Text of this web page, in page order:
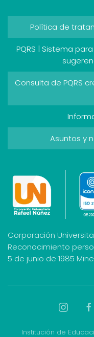
Política de
PQRS | Sistema
Consulta de PQRS
Asuntos y
Corporación
Reconocimiento
5 de junio de 1985
Institución de